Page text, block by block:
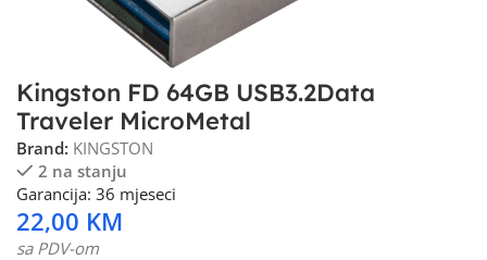
Kingston FD 64GB USB3.2Data
Traveler MicroMetal
Brand: KINGSTON
2 na stanju
Garancija: 36 mjeseci
22,00 KM
sa PDV-om